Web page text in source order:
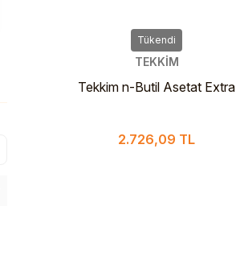
Tükendi
TEKKİM
Tekkim n-Butil Asetat Extra
2.726,09 TL